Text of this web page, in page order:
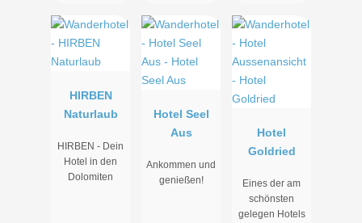
HIRBEN
Naturlaub
HIRBEN - Dein
Hotel in den
Dolomiten
Hotel Seel
Aus
Ankommen und
genießen!
Hotel
Goldried
Eines der am
schönsten
gelegen Hotels